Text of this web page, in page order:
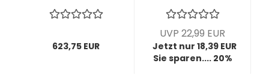
"volle Schneide"
Stück
623,75 EUR
4,4mm Breite; bis
28 Zähne (diverse
Zahnformen)
UVP 22,99 EUR
Jetzt nur 18,39 EUR
Sie sparen.... 20%